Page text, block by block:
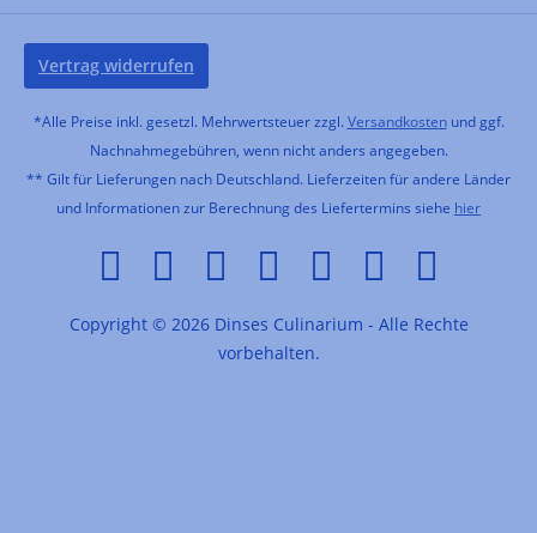
Vertrag widerrufen
*Alle Preise inkl. gesetzl. Mehrwertsteuer zzgl. Versandkostenund ggf.
Nachnahmegebühren, wenn nicht anders angegeben.
** Gilt für Lieferungen nach Deutschland. Lieferzeiten für andere Länder
und Informationen zur Berechnung des Liefertermins siehe hier
Copyright © 2026 Dinses Culinarium - Alle Rechte
vorbehalten.